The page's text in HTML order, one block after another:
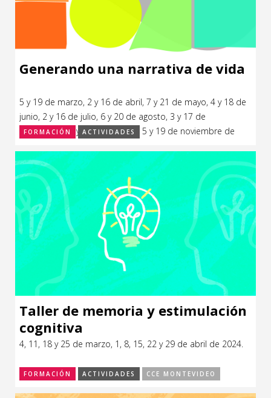
Generando una narrativa de vida
5 y 19 de marzo, 2 y 16 de abril, 7 y 21 de mayo, 4 y 18 de
junio, 2 y 16 de julio, 6 y 20 de agosto, 3 y 17 de
septiembre, 8 y 22 de octubre, 5 y 19 de noviembre de
FORMACIÓN ACTIVIDADES
Taller de memoria y estimulación
cognitiva
4, 11, 18 y 25 de marzo, 1, 8, 15, 22 y 29 de abril de 2024.
FORMACIÓN ACTIVIDADES CCE MONTEVIDEO